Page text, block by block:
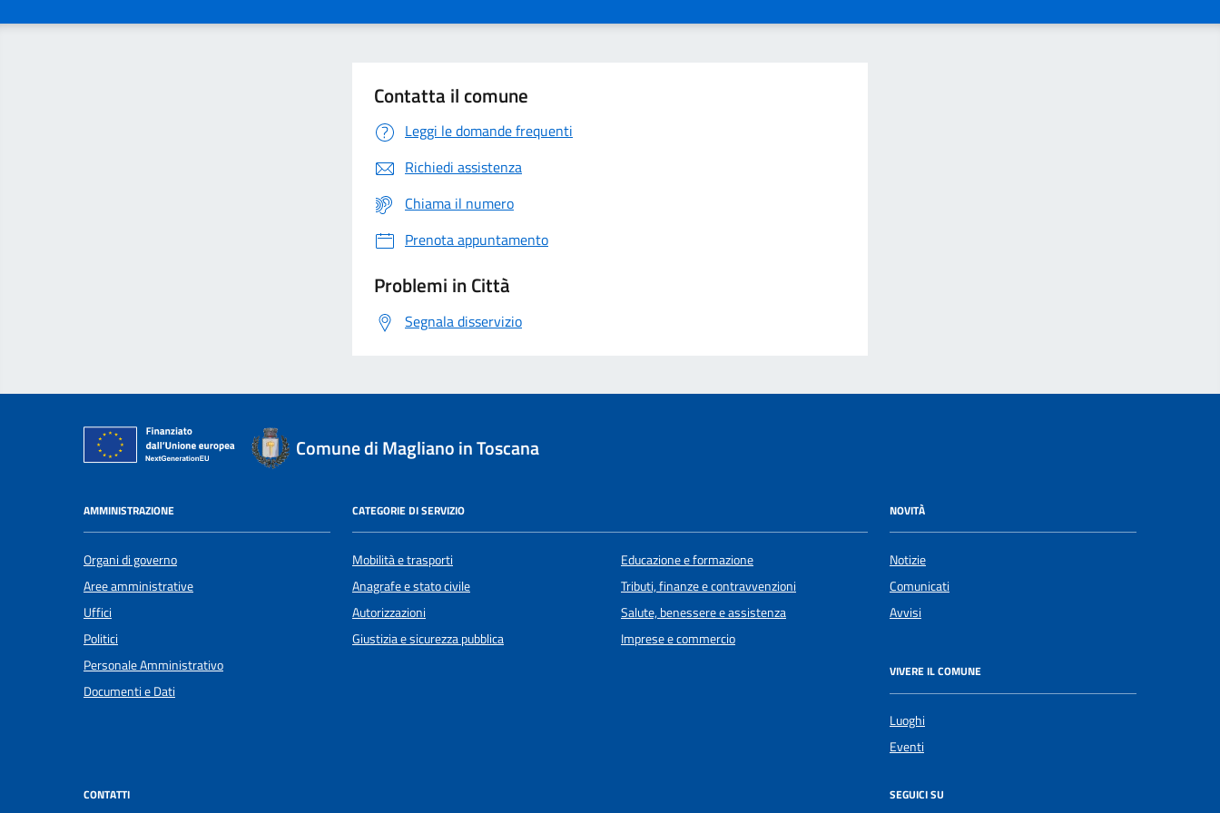
Contatta il comune
Leggi le domande frequenti
Richiedi assistenza
Chiama il numero
Prenota appuntamento
Problemi in Città
Segnala disservizio
Comune di Magliano in Toscana
AMMINISTRAZIONE
Organi di governo
Aree amministrative
Uffici
Politici
Personale Amministrativo
Documenti e Dati
CATEGORIE DI SERVIZIO
Mobilità e trasporti
Anagrafe e stato civile
Autorizzazioni
Giustizia e sicurezza pubblica
Educazione e formazione
Tributi, finanze e contravvenzioni
Salute, benessere e assistenza
Imprese e commercio
NOVITÀ
Notizie
Comunicati
Avvisi
VIVERE IL COMUNE
Luoghi
Eventi
CONTATTI SEGUICI SU